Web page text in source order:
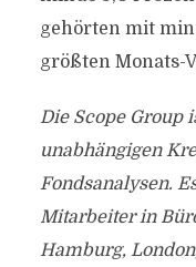
gehörten mit
größten Monats-
Die Scope Group
unabhängigen
Fondsanalysen.
Mitarbeiter in
Hamburg,